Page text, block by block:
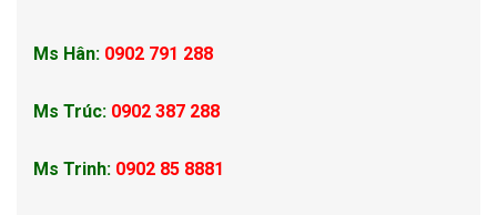
Ms Hân: 0902 791 288
Ms Trúc: 0902 387 288
Ms Trinh: 0902 85 8881